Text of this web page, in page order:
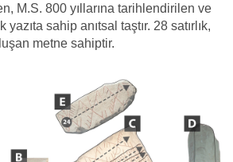
M.S. 800 yıllarına tarihlendirilen ve
sahip anıtsal taştır. 28 satırlık,
metne sahiptir.